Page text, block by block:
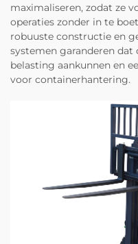
maximaliseren, zodat ze
operaties zonder in te
robuuste constructie en
systemen garanderen dat
belasting aankunnen en
voor containerhantering.